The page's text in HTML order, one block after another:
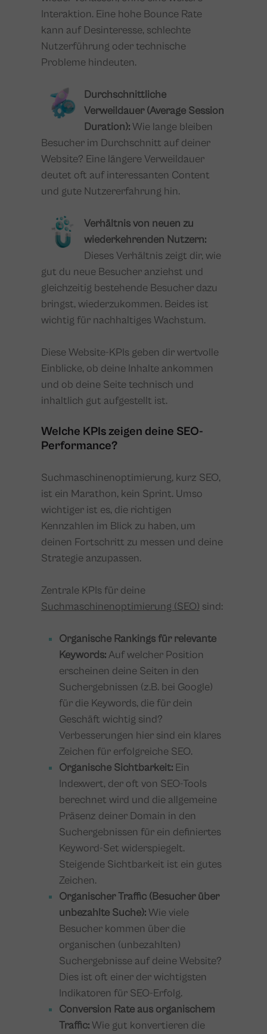
Interaktion. Eine hohe Bounce Rate
kann auf Desinteresse, schlechte
Nutzerführung oder technische
Probleme hindeuten.
Durchschnittliche
Verweildauer (Average Session
Duration):Wie lange bleiben
Besucher im Durchschnitt auf deiner
Website? Eine längere Verweildauer
deutet oft auf interessanten Content
und gute Nutzererfahrung hin.
Verhältnis von neuen zu
wiederkehrenden Nutzern:
Dieses Verhältnis zeigt dir, wie
gut du neue Besucher anziehst und
gleichzeitig bestehende Besucher dazu
bringst, wiederzukommen. Beides ist
wichtig für nachhaltiges Wachstum.
Diese Website-KPIs geben dir wertvolle
Einblicke, ob deine Inhalte ankommen
und ob deine Seite technisch und
inhaltlich gut aufgestellt ist.
Welche KPIs zeigen deine SEO-
Performance?
Suchmaschinenoptimierung, kurz SEO,
ist ein Marathon, kein Sprint. Umso
wichtiger ist es, die richtigen
Kennzahlen im Blick zu haben, um
deinen Fortschritt zu messen und deine
Strategie anzupassen.
Zentrale KPIs für deine
Suchmaschinenoptimierung (SEO) sind:
Organische Rankings für relevante
Keywords:Auf welcher Position
erscheinen deine Seiten in den
Suchergebnissen (z.B. bei Google)
für die Keywords, die für dein
Geschäft wichtig sind?
Verbesserungen hier sind ein klares
Zeichen für erfolgreiche SEO.
Organische Sichtbarkeit: Ein
Indexwert, der oft von SEO-Tools
berechnet wird und die allgemeine
Präsenz deiner Domain in den
Suchergebnissen für ein definiertes
Keyword-Set widerspiegelt.
Steigende Sichtbarkeit ist ein gutes
Zeichen.
Organischer Traffic (Besucher über
unbezahlte Suche):Wie viele
Besucher kommen über die
organischen (unbezahlten)
Suchergebnisse auf deine Website?
Dies ist oft einer der wichtigsten
Indikatoren für SEO-Erfolg.
Conversion Rate aus organischem
Traffic:Wie gut konvertieren die